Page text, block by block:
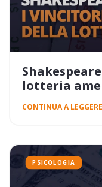
lotteria
CONTINUA A
PSICOLOGIA